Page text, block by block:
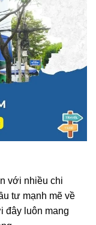
với nhiều chi
tư mạnh mẽ về
đây luôn mang